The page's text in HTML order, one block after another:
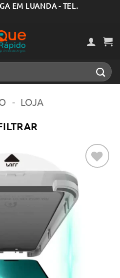
EM LUANDA - TEL.
- LOJA
Adicionar
aos meus
desejos